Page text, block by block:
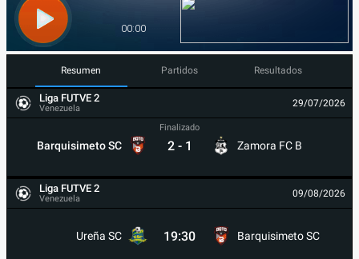
Resumen Partidos Resultados
Liga FUTVE 2
Venezuela 29/07/2026
Barquisimeto SC
Finalizado
2 - 1 Zamora FC B
Liga FUTVE 2
Venezuela 09/08/2026
Ureña SC 19:30 Barquisimeto SC